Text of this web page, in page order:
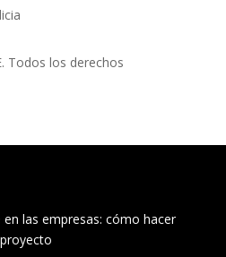
Todos los derechos
las empresas: cómo hacer